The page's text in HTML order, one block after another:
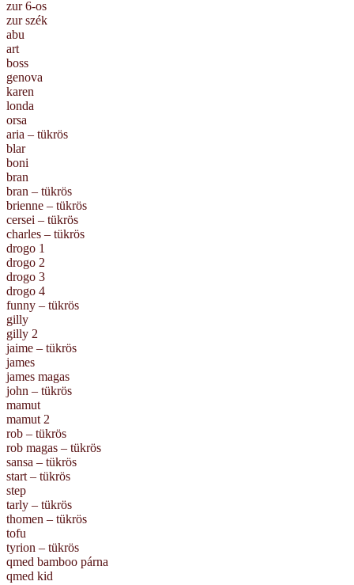
zur 6-os
zur szék
abu
art
boss
genova
karen
londa
orsa
aria – tükrös
blar
boni
bran
bran – tükrös
brienne – tükrös
cersei – tükrös
charles – tükrös
drogo 1
drogo 2
drogo 3
drogo 4
funny – tükrös
gilly
gilly 2
jaime – tükrös
james
james magas
john – tükrös
mamut
mamut 2
rob – tükrös
rob magas – tükrös
sansa – tükrös
start – tükrös
step
tarly – tükrös
thomen – tükrös
tofu
tyrion – tükrös
qmed bamboo párna
qmed kid